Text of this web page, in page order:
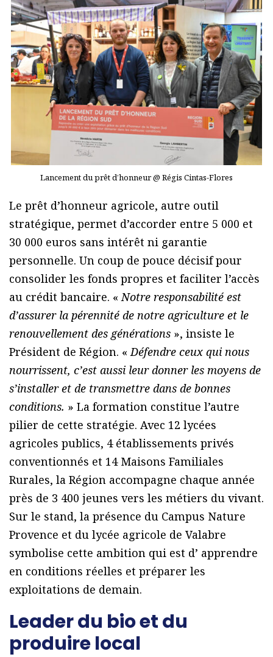
Lancement du prêt d’honneur @ Régis Cintas-Flores
Le prêt d’honneur agricole, autre outil
stratégique, permet d’accorder entre 5 000 et
30 000 euros sans intérêt ni garantie
personnelle. Un coup de pouce décisif pour
consolider les fonds propres et faciliter l’accès
au crédit bancaire. « Notre responsabilité est
d’assurer la pérennité de notre agriculture et le
renouvellement des générations », insiste le
Président de Région. «Défendre ceux qui nous
nourrissent, c’est aussi leur donner les moyens de
s’installer et de transmettre dans de bonnes
conditions. » La formation constitue l’autre
pilier de cette stratégie. Avec 12 lycées
agricoles publics, 4 établissements privés
conventionnés et 14 Maisons Familiales
Rurales, la Région accompagne chaque année
près de 3 400 jeunes vers les métiers du vivant.
Sur le stand, la présence du Campus Nature
Provence et du lycée agricole de Valabre
symbolise cette ambition qui est d’ apprendre
en conditions réelles et préparer les
exploitations de demain.
Leader du bio et du
produire local